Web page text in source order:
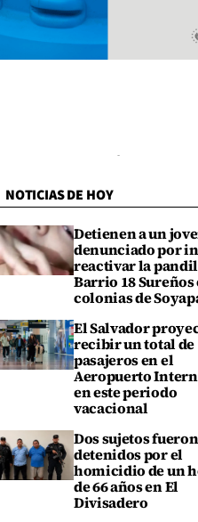
NOTICIAS DE HOY
Detienen a un
denunciado por
reactivar la
Barrio 18 Sureños
colonias de
El Salvador
recibir un total de
pasajeros en el
Aeropuerto
en este periodo
vacacional
Dos sujetos fueron
detenidos por el
homicidio de un
de 66 años en El
Divisadero